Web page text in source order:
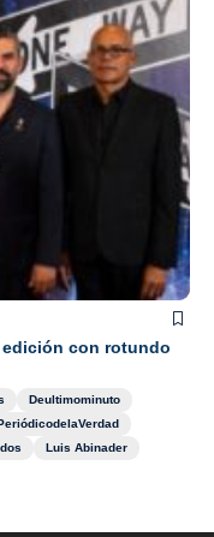
edición con rotundo
Deultimominuto
Luis Abinader